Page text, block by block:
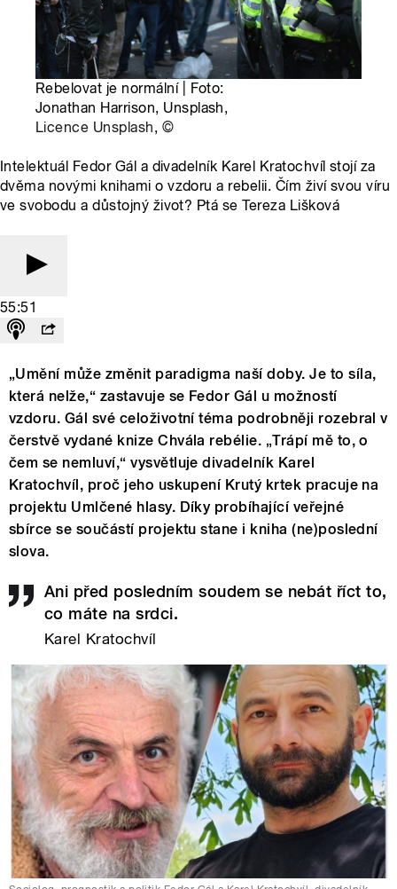
Rebelovat je normální | Foto:
Jonathan Harrison, Unsplash,
Licence Unsplash, ©
Intelektuál Fedor Gál a divadelník Karel Kratochvíl stojí za
dvěma novými knihami o vzdoru a rebelii. Čím živí svou víru
ve svobodu a důstojný život? Ptá se Tereza Lišková
55:51
„Umění může změnit paradigma naší doby. Je to síla,
která nelže,“ zastavuje se Fedor Gál u možností
vzdoru. Gál své celoživotní téma podrobněji rozebral v
čerstvě vydané knize Chvála rebélie. „Trápí mě to, o
čem se nemluví,“ vysvětluje divadelník Karel
Kratochvíl, proč jeho uskupení Krutý krtek pracuje na
projektu Umlčené hlasy. Díky probíhající veřejné
sbírce se součástí projektu stane i kniha (ne)poslední
slova.
Ani před posledním soudem se nebát říct to,
co máte na srdci.
Karel Kratochvíl